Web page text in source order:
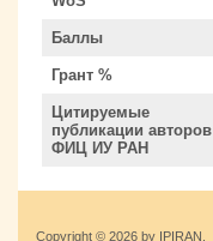
Баллы
Грант %
Цитируемые
публикации авторов
ФИЦ ИУ РАН
Copyright © 2026 by IPIRAN.